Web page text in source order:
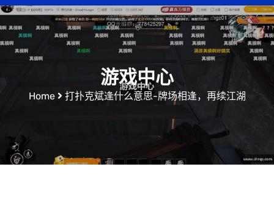
游戏中心
Home 打扑克斌逢什么意思-牌场相逢，再续江湖